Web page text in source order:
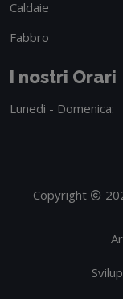
Caldaie
Fabbro
I nostri Orari
Lunedi - Domenica:
Copyright